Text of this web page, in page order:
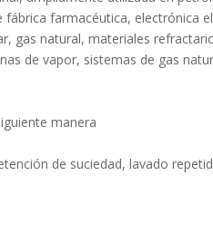
farmacéutica, electrónica
gas natural, materiales
de vapor, sistemas de gas
manera
de suciedad, lavado